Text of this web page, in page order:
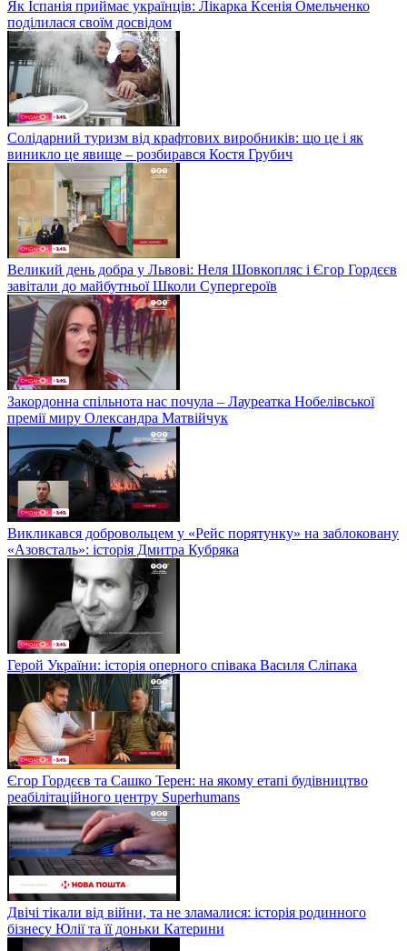
Як Іспанія приймає українців: Лікарка Ксенія Омельченко
поділилася своїм досвідом
Солідарний туризм від крафтових виробників: що це і як
виникло це явище – розбирався Костя Грубич
Великий день добра у Львові: Неля Шовкопляс і Єгор Гордєєв
завітали до майбутньої Школи Супергероїв
Закордонна спільнота нас почула – Лауреатка Нобелівської
премії миру Олександра Матвійчук
Викликався добровольцем у «Рейс порятунку» на заблоковану
«Азовсталь»: історія Дмитра Кубряка
Герой України: історія оперного співака Василя Сліпака
Єгор Гордєєв та Сашко Терен: на якому етапі будівництво
реабілітаційного центру Superhumans
Двічі тікали від війни, та не зламалися: історія родинного
бізнесу Юлії та її доньки Катерини